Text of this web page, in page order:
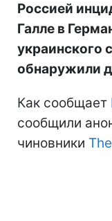
Россией
Галле в
украинского
обнаружили
Как сообщает
сообщили
чиновники